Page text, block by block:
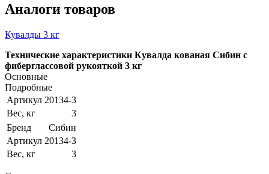
Аналоги товаров
Кувалды 3 кг
Технические характеристики Кувалда кованая Сибин с
фиберглассовой рукояткой 3 кг
Основные
Подробные
Артикул 20134-3
Вес, кг
3
Бренд
Сибин
Артикул 20134-3
Вес, кг
3